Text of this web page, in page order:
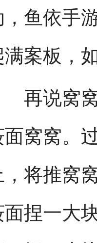
，鱼依手
满案板，
说窝窝
面窝窝。
，将推窝
面捏一大